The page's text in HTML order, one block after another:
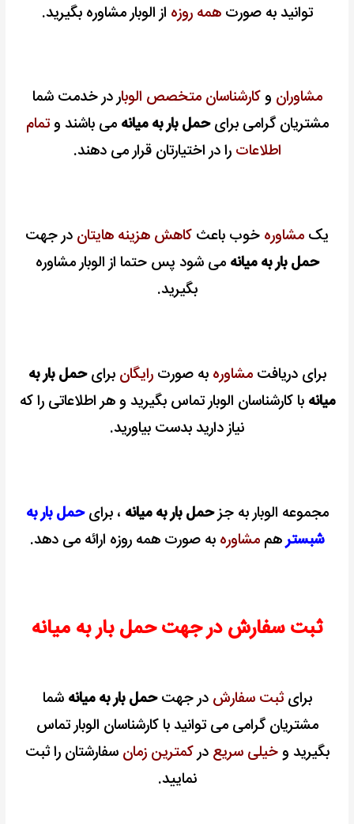
توانید به صورتهمه روزه از الوبار مشاوره بگیرید.
مشاوران وکارشناسان متخصص الوبار در خدمت شما
مشتریان گرامی برایحمل بار به میانه می باشند وتمام
اطلاعات را در اختیارتان قرار می دهند.
یک مشاوره خوب باعث کاهش هزینه هایتان در جهت
حمل بار به میانه می شود پس حتما از الوبار مشاوره
بگیرید.
برای دریافتمشاوره به صورترایگان برایحمل بار به
میانه با کارشناسان الوبار تماس بگیرید و هر اطلاعاتی را که
نیاز دارید بدست بیاورید.
مجموعه الوبار به جزحمل بار به میانه ، برایحمل بار به
شبسترهم مشاوره به صورت همه روزه ارائه می دهد.
ثبت سفارش در جهت حمل بار به میانه
برایثبت سفارش در جهتحمل بار به میانه شما
مشتریان گرامی می توانید با کارشناسان الوبار تماس
بگیرید وخیلی سریع درکمترین زمان سفارشتان را ثبت
نمایید.